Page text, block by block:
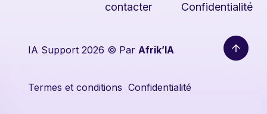
contacter
Confidentialité
IA Support 2026 © Par Afrik’IA
Termes et conditions Confidentialité